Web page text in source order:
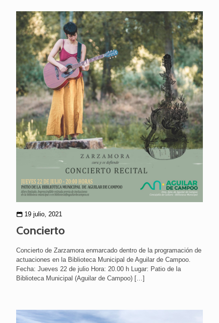
19 julio, 2021
Concierto
Concierto de Zarzamora enmarcado dentro de la programación de
actuaciones en la Biblioteca Municipal de Aguilar de Campoo.
Fecha: Jueves 22 de julio Hora: 20.00 h Lugar: Patio de la
Biblioteca Municipal (Aguilar de Campoo) […]